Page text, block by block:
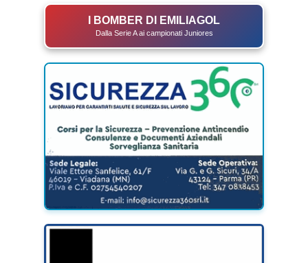
I BOMBER DI EMILIAGOL
Dalla Serie A ai campionati Juniores